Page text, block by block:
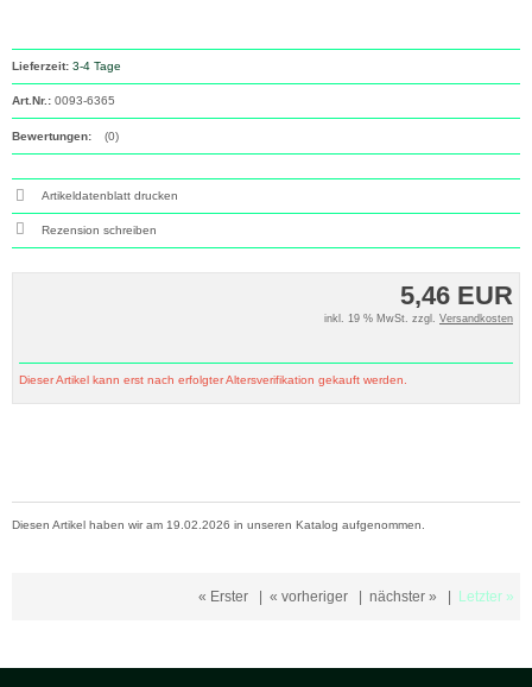
5,46 EUR
inkl. 19 % MwSt. zzgl. Versandkosten
Dieser Artikel kann erst nach erfolgter Altersverifikation gekauft werden.
Lieferzeit: 3-4 Tage
Art.Nr.: 0093-6365
Bewertungen: (0)
Artikeldatenblatt drucken
Rezension schreiben
Diesen Artikel haben wir am 19.02.2026 in unseren Katalog aufgenommen.
« Erster « vorheriger nächster » Letzter »